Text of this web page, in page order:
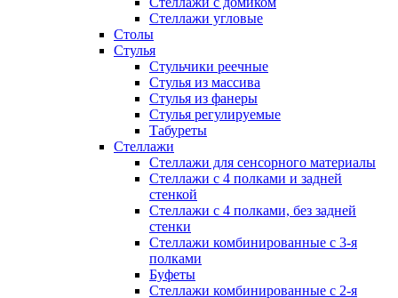
Стеллажи угловые
Столы
Стулья
Стульчики реечные
Стулья из массива
Стулья из фанеры
Стулья регулируемые
Табуреты
Стеллажи
Стеллажи для сенсорного материалы
Стеллажи с 4 полками и задней
стенкой
Стеллажи с 4 полками, без задней
стенки
Стеллажи комбинированные с 3-я
полками
Буфеты
Стеллажи комбинированные с 2-я